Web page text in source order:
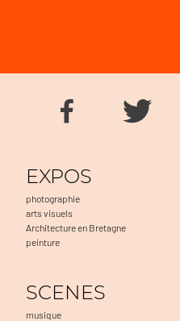
EXPOS
photographie
arts visuels
Architecture en Bretagne
peinture
SCENES
musique